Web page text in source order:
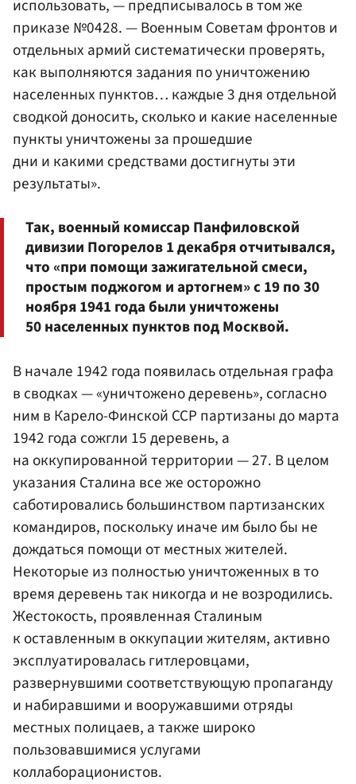
использовать, — предписывалось в том же
приказе №0428. — Военным Советам фронтов и
отдельных армий систематически проверять,
как выполняются задания по уничтожению
населенных пунктов… каждые 3 дня отдельной
сводкой доносить, сколько и какие населенные
пункты уничтожены за прошедшие
дни и какими средствами достигнуты эти
результаты».
Так, военный комиссар Панфиловской
дивизии Погорелов 1 декабря отчитывался,
что «при помощи зажигательной смеси,
простым поджогом и артогнем» с 19 по 30
ноября 1941 года были уничтожены
50 населенных пунктов под Москвой.
В начале 1942 года появилась отдельная графа
в сводках — «уничтожено деревень», согласно
ним в Карело-Финской ССР партизаны до марта
1942 года сожгли 15 деревень, а
на оккупированной территории — 27. В целом
указания Сталина все же осторожно
саботировались большинством партизанских
командиров, поскольку иначе им было бы не
дождаться помощи от местных жителей.
Некоторые из полностью уничтоженных в то
время деревень так никогда и не возродились.
Жестокость, проявленная Сталиным
к оставленным в оккупации жителям, активно
эксплуатировалась гитлеровцами,
развернувшими соответствующую пропаганду
и набиравшими и вооружавшими отряды
местных полицаев, а также широко
пользовавшимися услугами
коллаборационистов.